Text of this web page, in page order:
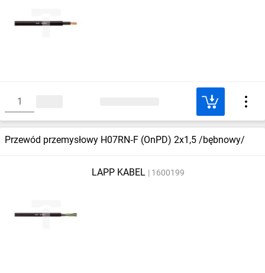
Przewód przemysłowy H07RN‑F (OnPD) 2x1,5 /bębnowy/
LAPP KABEL 1600199